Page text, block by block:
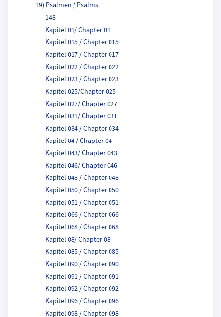
19) Psalmen / Psalms
148
Kapitel 01/ Chapter 01
Kapitel 015 / Chapter 015
Kapitel 017 / Chapter 017
Kapitel 022 / Chapter 022
Kapitel 023 / Chapter 023
Kapitel 025/Chapter 025
Kapitel 027/ Chapter 027
Kapitel 031/ Chapter 031
Kapitel 034 / Chapter 034
Kapitel 04 / Chapter 04
Kapitel 043/ Chapter 043
Kapitel 046/ Chapter 046
Kapitel 048 / Chapter 048
Kapitel 050 / Chapter 050
Kapitel 051 / Chapter 051
Kapitel 066 / Chapter 066
Kapitel 068 / Chapter 068
Kapitel 08/ Chapter 08
Kapitel 085 / Chapter 085
Kapitel 090 / Chapter 090
Kapitel 091 / Chapter 091
Kapitel 092 / Chapter 092
Kapitel 096 / Chapter 096
Kapitel 098 / Chapter 098